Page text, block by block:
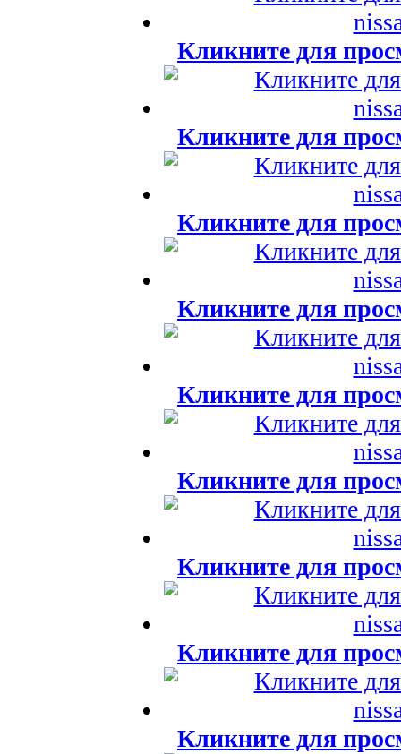
Кликните для
Кликните для
Кликните для
Кликните для
Кликните для
Кликните для
Кликните для
Кликните для
Кликните для